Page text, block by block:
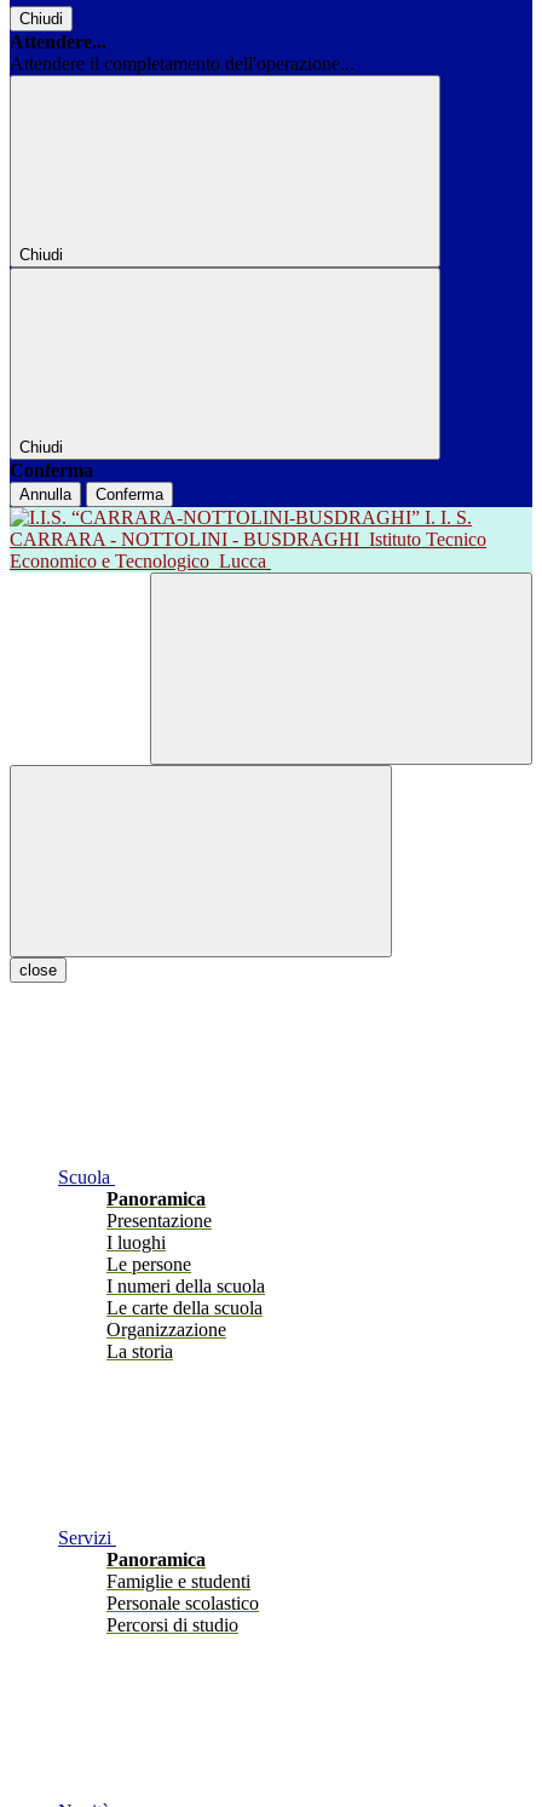
Chiudi
Attendere...
Attendere il completamento dell'operazione...
Chiudi
Chiudi
Conferma
Annulla Conferma
I. I. S.
CARRARA - NOTTOLINI - BUSDRAGHI Istituto Tecnico
Economico e Tecnologico Lucca
close
Scuola
Panoramica
Presentazione
I luoghi
Le persone
I numeri della scuola
Le carte della scuola
Organizzazione
La storia
Servizi
Panoramica
Famiglie e studenti
Personale scolastico
Percorsi di studio